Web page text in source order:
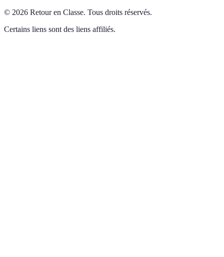
© 2026 Retour en Classe. Tous droits réservés.
Certains liens sont des liens affiliés.